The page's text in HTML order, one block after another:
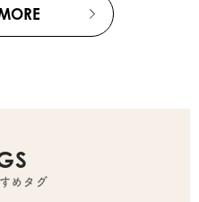
めタグ